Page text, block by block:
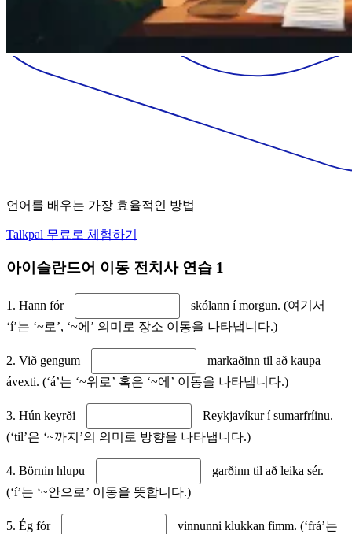
언어를 배우는 가장 효율적인 방법
Talkpal 무료로 체험하기
아이슬란드어 이동 전치사 연습 1
1. Hann fór
skólann í morgun. (여기서
‘í’는 ‘~로’, ‘~에’ 의미로 장소 이동을 나타냅니다.)
2. Við gengum
markaðinn til að kaupa
ávexti. (‘á’는 ‘~위로’ 혹은 ‘~에’ 이동을 나타냅니다.)
3. Hún keyrði
Reykjavíkur í sumarfríinu.
(‘til’은 ‘~까지’의 의미로 방향을 나타냅니다.)
4. Börnin hlupu
garðinn til að leika sér.
(‘í’는 ‘~안으로’ 이동을 뜻합니다.)
5. Ég fór
vinnunni klukkan fimm. (‘frá’는